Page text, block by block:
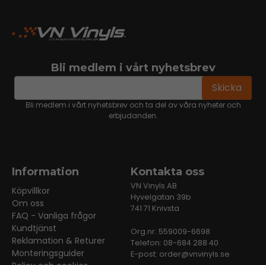
Bli medlem i vårt nyhetsbrev
email Skicka
Bli medlem i vårt nyhetsbrev och ta del av våra nyheter och
erbjudanden.
Information
Köpvillkor
Om oss
FAQ - Vanliga frågor
Kundtjänst
Reklamation & Returer
Monteringsguider
Kontakta oss
VN Vinyls AB
Hyvelgatan 39b
741 71 Knivsta
Org.nr: 559009-6698
Telefon: 08-684 288 40
E-post: order@vnvinyls.se